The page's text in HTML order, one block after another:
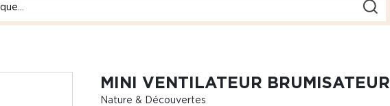
MINI VENTILATEUR BRUMISATEUR
Nature & Découvertes